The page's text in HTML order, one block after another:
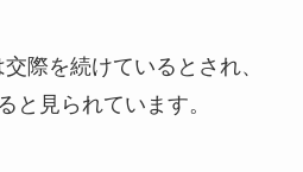
際を続けているとされ、
と見られています。